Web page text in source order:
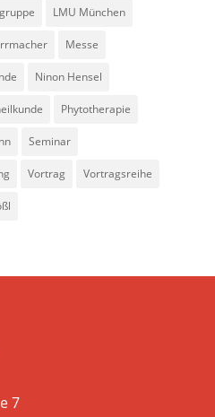
LMU München
Messe
Ninon Hensel
Phytotherapie
Seminar
Vortrag Vortragsreihe
7